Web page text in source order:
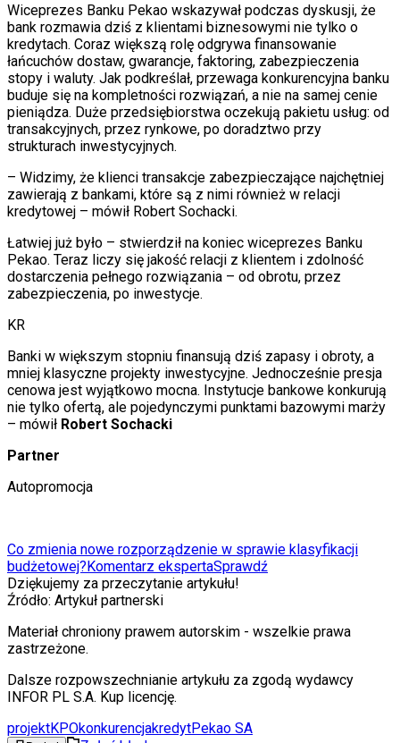
Wiceprezes Banku Pekao wskazywał podczas dyskusji, że
bank rozmawia dziś z klientami biznesowymi nie tylko o
kredytach. Coraz większą rolę odgrywa finansowanie
łańcuchów dostaw, gwarancje, faktoring, zabezpieczenia
stopy i waluty. Jak podkreślał, przewaga konkurencyjna banku
buduje się na kompletności rozwiązań, a nie na samej cenie
pieniądza. Duże przedsiębiorstwa oczekują pakietu usług: od
transakcyjnych, przez rynkowe, po doradztwo przy
strukturach inwestycyjnych.
– Widzimy, że klienci transakcje zabezpieczające najchętniej
zawierają z bankami, które są z nimi również w relacji
kredytowej – mówił Robert Sochacki.
Łatwiej już było – stwierdził na koniec wiceprezes Banku
Pekao. Teraz liczy się jakość relacji z klientem i zdolność
dostarczenia pełnego rozwiązania – od obrotu, przez
zabezpieczenia, po inwestycje.
KR
Banki w większym stopniu finansują dziś zapasy i obroty, a
mniej klasyczne projekty inwestycyjne. Jednocześnie presja
cenowa jest wyjątkowo mocna. Instytucje bankowe konkurują
nie tylko ofertą, ale pojedynczymi punktami bazowymi marży
– mówił Robert Sochacki
Partner
Autopromocja
Co zmienia nowe rozporządzenie w sprawie klasyfikacji
budżetowej?Komentarz ekspertaSprawdź
Dziękujemy za przeczytanie artykułu!
Źródło: Artykuł partnerski
Materiał chroniony prawem autorskim - wszelkie prawa
zastrzeżone.
Dalsze rozpowszechnianie artykułu za zgodą wydawcy
INFOR PL S.A. Kup licencję.
projektKPOkonkurencjakredytPekao SA